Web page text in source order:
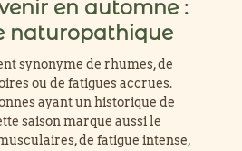
en automne :
naturopathique
synonyme de rhumes, de
ou de fatigues accrues.
ayant un historique de
saison marque aussi le
de fatigue intense,